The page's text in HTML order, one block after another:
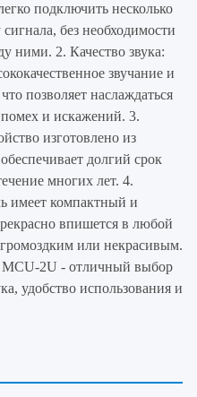
подключить несколько
без необходимости
ними. 2. Качество звука:
звучание и
позволяет наслаждаться
и искажений. 3.
изготовлено из
долгий срок
многих лет. 4.
имеет компактный и
впишется в любой
громоздким или некрасивым.
MCU-2U - отличный выбор
удобство использования и